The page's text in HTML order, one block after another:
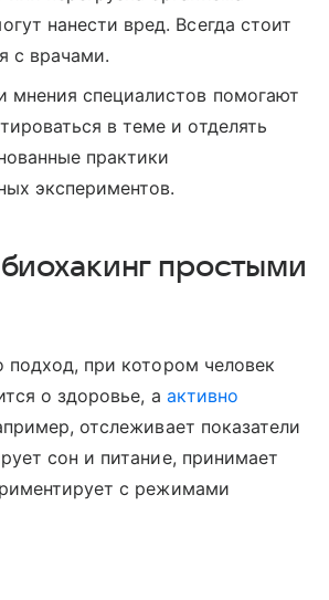
нанести вред. Всегда стоит
с врачами.
мнения специалистов помогают
в теме и отделять
практики
экспериментов.
простыми
подход, при котором человек
о здоровье, а активно
отслеживает показатели
сон и питание, принимает
с режимами